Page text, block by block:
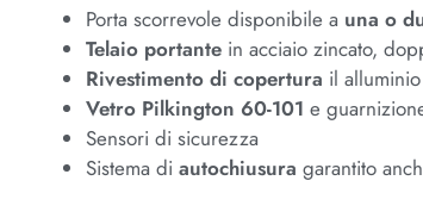
Porta scorrevole disponibile a una o
Telaio portante in acciaio zincato,
Rivestimento di copertura il
Vetro Pilkington 60-101 e
Sensori di sicurezza
Sistema di autochiusura garantito